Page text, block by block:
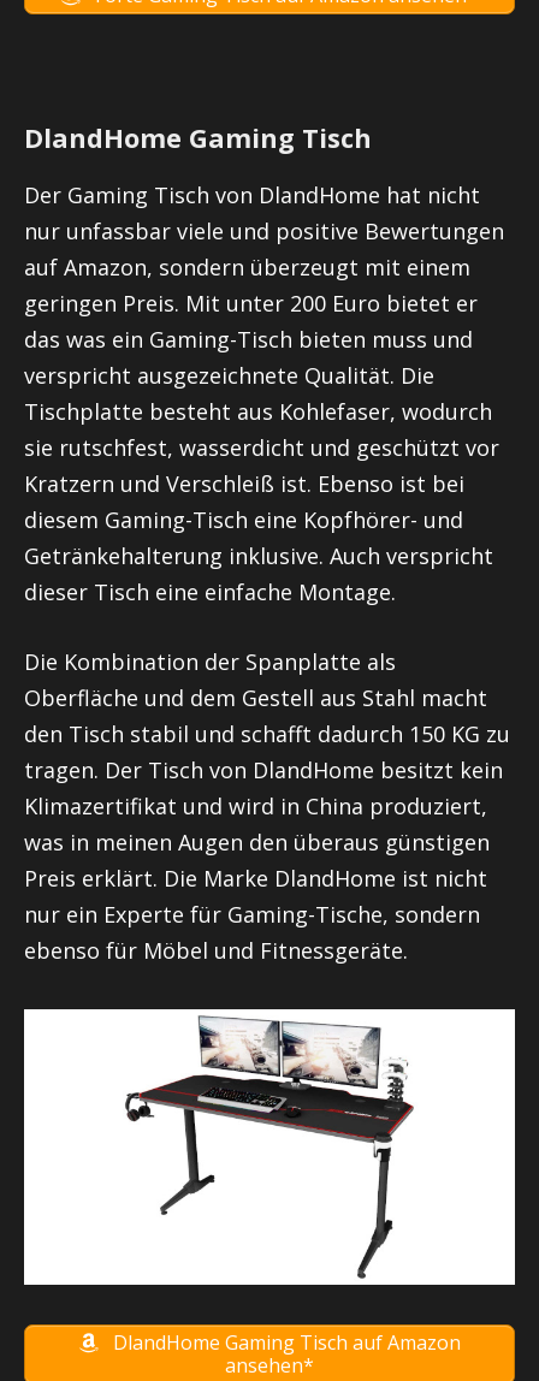
DlandHome Gaming Tisch
Der Gaming Tisch von DlandHome hat nicht
nur unfassbar viele und positive Bewertungen
auf Amazon, sondern überzeugt mit einem
geringen Preis. Mit unter 200 Euro bietet er
das was ein Gaming-Tisch bieten muss und
verspricht ausgezeichnete Qualität. Die
Tischplatte besteht aus Kohlefaser, wodurch
sie rutschfest, wasserdicht und geschützt vor
Kratzern und Verschleiß ist. Ebenso ist bei
diesem Gaming-Tisch eine Kopfhörer- und
Getränkehalterung inklusive. Auch verspricht
dieser Tisch eine einfache Montage.
Die Kombination der Spanplatte als
Oberfläche und dem Gestell aus Stahl macht
den Tisch stabil und schafft dadurch 150 KG zu
tragen. Der Tisch von DlandHome besitzt kein
Klimazertifikat und wird in China produziert,
was in meinen Augen den überaus günstigen
Preis erklärt. Die Marke DlandHome ist nicht
nur ein Experte für Gaming-Tische, sondern
ebenso für Möbel und Fitnessgeräte.
DlandHome Gaming Tisch auf Amazon
ansehen*